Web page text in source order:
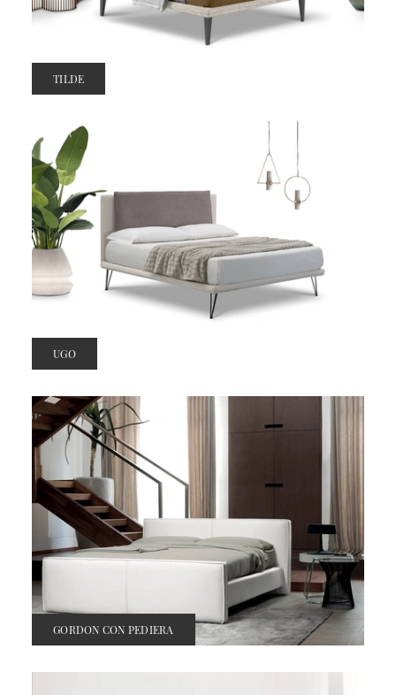
TILDE
UGO
GORDON CON PEDIERA